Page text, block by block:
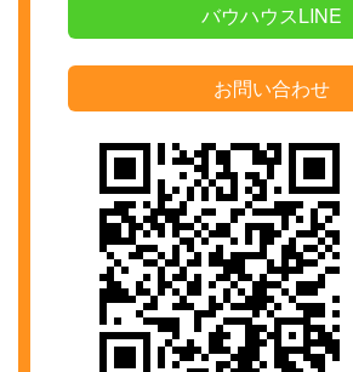
バウハウスLINE
お問い合わせ